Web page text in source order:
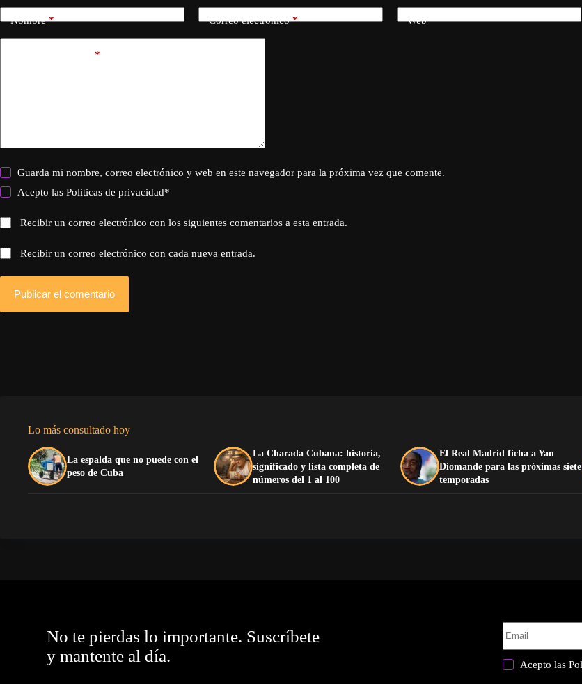
Nombre* Correo electrónico* Web
*
Guarda mi nombre, correo electrónico y web en este navegador para la próxima vez que comente.
Acepto lasPoliticas de privacidad*
Recibir un correo electrónico con los siguientes comentarios a esta entrada.
Recibir un correo electrónico con cada nueva entrada.
Publicar el comentario
Lo más consultado hoy
La espalda que no puede con el
peso de Cuba
La Charada Cubana: historia,
significado y lista completa de
números del 1 al 100
El Real Madrid ficha a Yan
Diomande para las próximas siete
temporadas
No te pierdas lo importante. Suscríbete
y mantente al día.
Acepto las